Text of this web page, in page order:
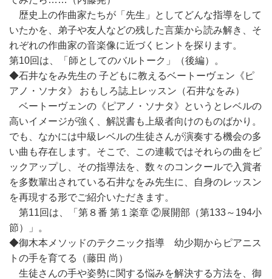
歴史上の作曲家たちが「先生」としてどんな指導をして
いたかを、弟子や友人などの残した言葉から読み解き、そ
れぞれの作曲家の音楽像に近づくヒントを探ります。
第10回は、「師としてのバルトーク」（後編）。
◆石井なをみ先生の 子どもに教えるベートーヴェン《ピ
アノ・ソナタ》 おもしろ誌上レッスン（石井なをみ）
ベートーヴェンの《ピアノ・ソナタ》というとレベルの
高いイメージが強く、解説書も上級者向けのものばかり。
でも、なかには中級レベルの生徒さんが演奏する機会の多
い曲も存在します。そこで、この連載ではそれらの曲をピ
ックアップし、その指導法を、数々のコンクールで入賞者
を多数輩出されている石井なをみ先生に、自身のレッスン
を再現する形でご紹介いただきます。
第11回は、「第８番 第１楽章 ②展開部（第133～194小
節）」。
◆御木本メソッドのテクニック指導 幼少期からピアニス
トの手を育てる（藤田 尚）
生徒さんの手や姿勢に関する悩みを解決する方法を、御